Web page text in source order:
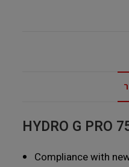
HYDRO G PRO
Compliance with